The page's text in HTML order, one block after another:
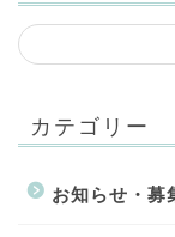
カテゴリー
お知らせ・募